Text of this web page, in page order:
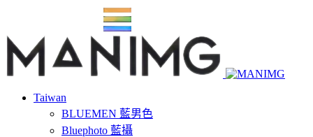
Taiwan
BLUEMEN 藍男色
Bluephoto 藍攝